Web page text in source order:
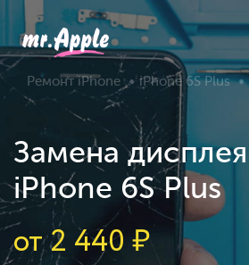
Ремонт iPhone iPhone 6S Plus
Замена
iPhone 6S Plus
от2 440 ₽